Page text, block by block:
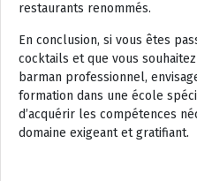
restaurants renommés.
En conclusion, si vous êtes
cocktails et que vous
barman professionnel,
formation dans une école
d’acquérir les compétences
domaine exigeant et gratifiant.